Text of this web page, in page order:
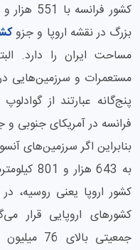
بزرگ در نقشه اروپا و جزو
مساحت ایران را دارد.
مستعمرات و سرزمین‌هایی
پنج‌گانه عبارتند از
فرانسه در آمریکای جنوبی و
بنابراین اگر سرزمین‌های
به 643
کشور اروپا یعنی روسیه،
کشورهای اروپایی قرار
جمعیتی